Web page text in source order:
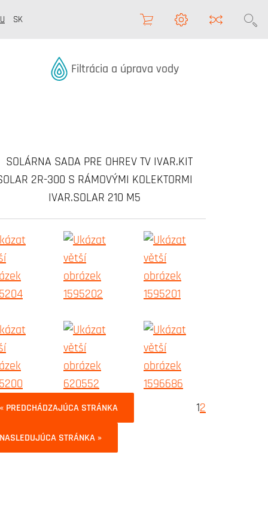
SK
Termékek kategóriából
Filtrácia a úprava vody
« PREDCHÁDZAJÚCA STRÁNKA 12
NASLEDUJÚCA STRÁNKA »